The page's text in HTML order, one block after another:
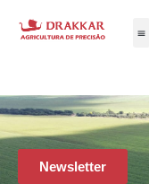
Newsletter